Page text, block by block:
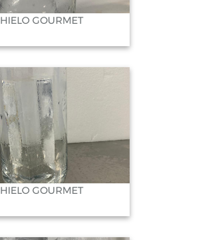
HIELO GOURMET
HIELO GOURMET